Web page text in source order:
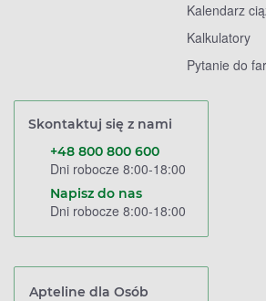
Kalendarz
Kalkulatory
Pytanie do
Skontaktuj się z nami
+48 800 800 600
Dni robocze 8:00-18:00
Napisz do nas
Dni robocze 8:00-18:00
Apteline dla Osób